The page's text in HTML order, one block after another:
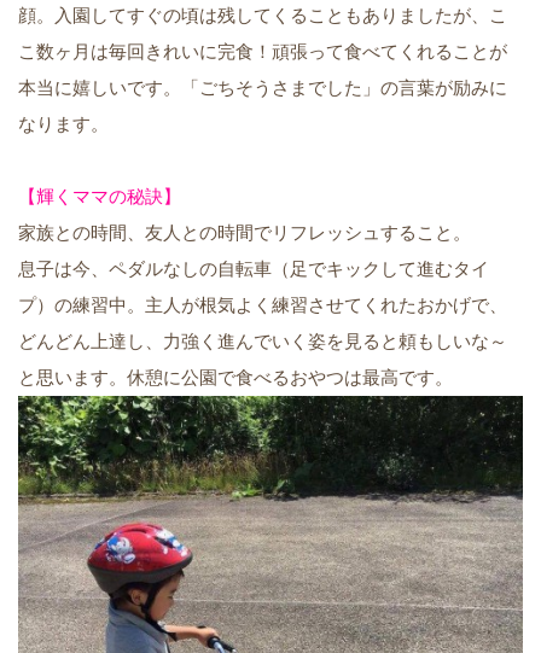
顔。入園してすぐの頃は残してくることもありましたが、こ
こ数ヶ月は毎回きれいに完食！頑張って食べてくれることが
本当に嬉しいです。「ごちそうさまでした」の言葉が励みに
なります。
【輝くママの秘訣】
家族との時間、友人との時間でリフレッシュすること。
息子は今、ペダルなしの自転車（足でキックして進むタイ
プ）の練習中。主人が根気よく練習させてくれたおかげで、
どんどん上達し、力強く進んでいく姿を見ると頼もしいな～
と思います。休憩に公園で食べるおやつは最高です。